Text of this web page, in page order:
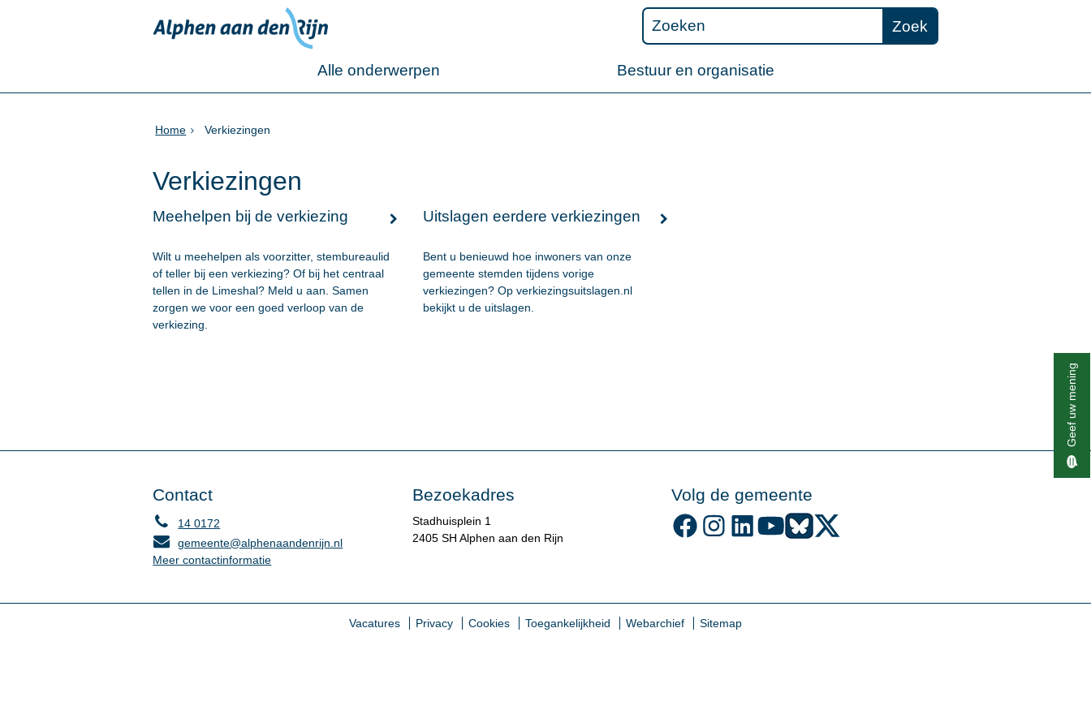
Zoek
Alle onderwerpen Bestuur en organisatie
Home Verkiezingen
Verkiezingen
Meehelpen bij de verkiezing
Wilt u meehelpen als voorzitter, stembureaulid
of teller bij een verkiezing? Of bij het centraal
tellen in de Limeshal? Meld u aan. Samen
zorgen we voor een goed verloop van de
verkiezing.
Uitslagen eerdere verkiezingen
Bent u benieuwd hoe inwoners van onze
gemeente stemden tijdens vorige
verkiezingen? Op verkiezingsuitslagen.nl
bekijkt u de uitslagen.
Contact
14 0172
gemeente@alphenaandenrijn.nl
Meer contactinformatie
Bezoekadres
Stadhuisplein 1
2405 SH Alphen aan den Rijn
Volg de gemeente
Volg de gemeente Alphen aan den Rijn op Facebook
Volg de gemeente Alphen aan den Rijn op Instagram
Volg de gemeente Alphen aan den Rijn op LinkedIn
Volg de gemeente Alphen aan den Rijn op YouTube
Volg de gemeente Alphen aan den Rijn op Bluesky
Vacatures Privacy Cookies Toegankelijkheid Webarchief Sitemap
Geef uw mening